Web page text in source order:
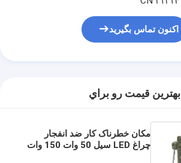
اکنون تماس بگیرید
بهترين قيمت رو براي
مکان خطرناک کار ضد انفجار
چراغ LED سیل 50 وات 150 وات